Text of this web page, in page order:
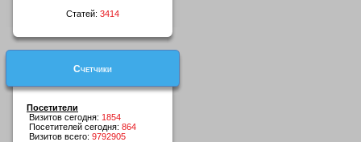
Статей: 3414
Счетчики
Посетители
Визитов сегодня: 1854
Посетителей сегодня: 864
Визитов всего: 9792905